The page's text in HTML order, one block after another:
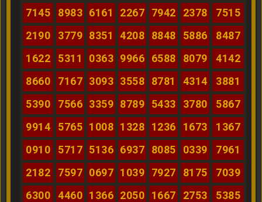
7145
8983 6161 2267 7942 2378
7515
2190
3779 8351 4208 8848 5886
8487
1622
5311 0363 9966 6588 8079
4142
8660
7167 3093 3558 8781 4314
3881
5390
7566 3359 8789 5433 3780
5867
9914
5765 1008 1328 1236 1673
1367
0910
5717 5136 6937 8085 0339
7961
2182
7597 0697 1039 7927 8175
7039
6300
4460 1366 2050 1667 2753
5385